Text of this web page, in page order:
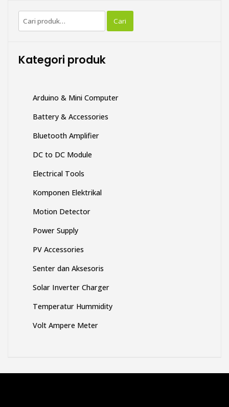
Pencarian
untuk:
Cari
Kategori produk
Arduino & Mini Computer
Battery & Accessories
Bluetooth Amplifier
DC to DC Module
Electrical Tools
Komponen Elektrikal
Motion Detector
Power Supply
PV Accessories
Senter dan Aksesoris
Solar Inverter Charger
Temperatur Hummidity
Volt Ampere Meter